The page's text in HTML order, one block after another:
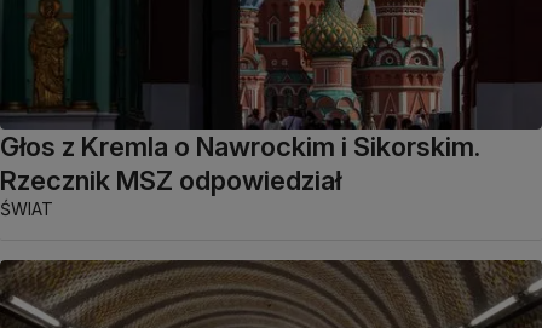
Głos z Kremla o Nawrockim i Sikorskim.
Rzecznik MSZ odpowiedział
ŚWIAT